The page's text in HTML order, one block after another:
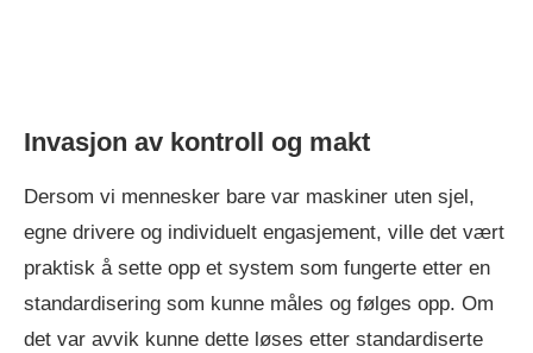
Invasjon av kontroll og makt
Dersom vi mennesker bare var maskiner uten sjel,
egne drivere og individuelt engasjement, ville det vært
praktisk å sette opp et system som fungerte etter en
standardisering som kunne måles og følges opp. Om
det var avvik kunne dette løses etter standardiserte